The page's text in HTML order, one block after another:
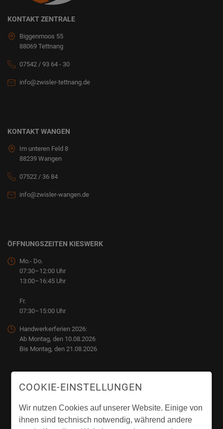
KONTAKT ZENTRALE
Biggenmoos 55
88069 Tettnang
07542 / 93 64 - 30
info@zwisler-tettnang.de
KONTAKT WANGEN
Im unteren Feld 8
88239 Wangen
07522 / 36 84
info@zwisler-wangen.de
ÖFFNUNGSZEITEN KIESWERK
Mo.- Do.
07:30–12:00 Uhr
13:00–16:45 Uhr
Fr.
07:30–15:00 Uhr
Handwerkerferien 2026:
Ab Montag, den 10.08.2026
Bis Montag, den 21.08.2026
COOKIE-EINSTELLUNGEN
Wir nutzen Cookies auf unserer Website. Einige von
ihnen sind technisch notwendig, während andere